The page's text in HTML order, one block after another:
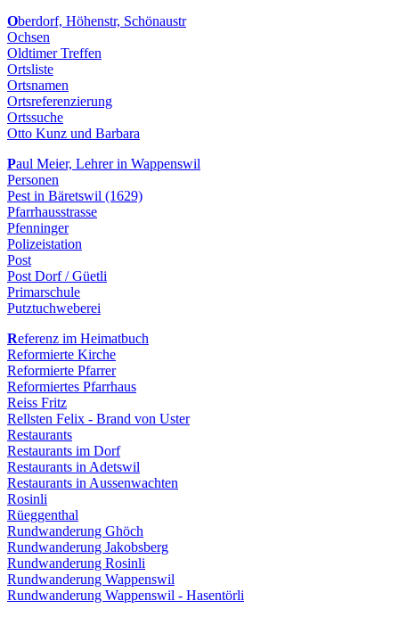
Oberdorf, Höhenstr, Schönaustr
Ochsen
Oldtimer Treffen
Ortsliste
Ortsnamen
Ortsreferenzierung
Ortssuche
Otto Kunz und Barbara
Paul Meier, Lehrer in Wappenswil
Personen
Pest in Bäretswil (1629)
Pfarrhausstrasse
Pfenninger
Polizeistation
Post
Post Dorf / Güetli
Primarschule
Putztuchweberei
Referenz im Heimatbuch
Reformierte Kirche
Reformierte Pfarrer
Reformiertes Pfarrhaus
Reiss Fritz
Rellsten Felix - Brand von Uster
Restaurants
Restaurants im Dorf
Restaurants in Adetswil
Restaurants in Aussenwachten
Rosinli
Rüeggenthal
Rundwanderung Ghöch
Rundwanderung Jakobsberg
Rundwanderung Rosinli
Rundwanderung Wappenswil
Rundwanderung Wappenswil - Hasentörli